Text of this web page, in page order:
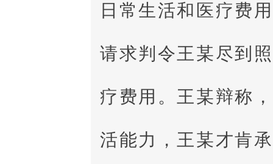
日常生活和医疗费
请求判令王某尽到
疗费用。王某辩称
活能力，王某才肯